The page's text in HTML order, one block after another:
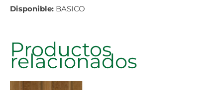
Disponible: BASICO
Productos
relacionados